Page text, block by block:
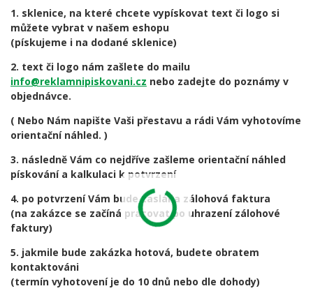
1. sklenice, na které chcete vypískovat text či logo si
můžete vybrat v našem eshopu
(pískujeme i na dodané sklenice)
2. text či logo nám zašlete do mailu
info@reklamnipiskovani.cz nebo zadejte do poznámy v
objednávce.
( Nebo Nám napište Vaši přestavu a rádi Vám vyhotovíme
orientační náhled. )
3. následně Vám co nejdříve zašleme orientační náhled
pískování a kalkulaci k potvrzení
4. po potvrzení Vám bude zaslána zálohová faktura
(na zakázce se začíná pracovat po uhrazení zálohové
faktury)
5. jakmile bude zakázka hotová, budete obratem
kontaktováni
(termín vyhotovení je do 10 dnů nebo dle dohody)